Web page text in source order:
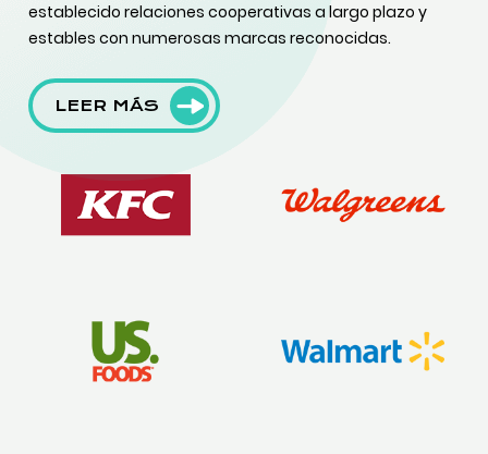
establecido relaciones cooperativas a largo plazo y
estables con numerosas marcas reconocidas.
LEER MÁS